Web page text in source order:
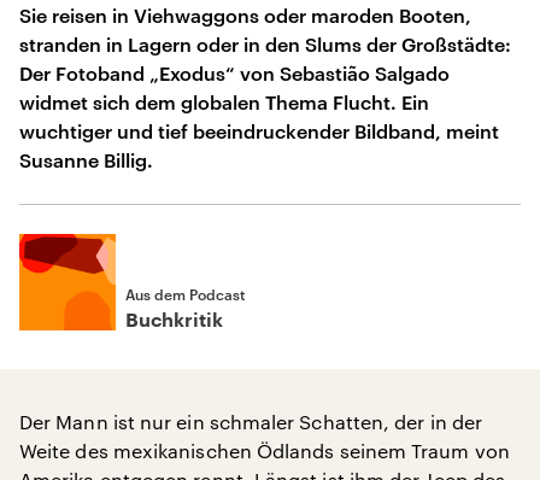
Sie reisen in Viehwaggons oder maroden Booten,
stranden in Lagern oder in den Slums der Großstädte:
Der Fotoband „Exodus“ von Sebastião Salgado
widmet sich dem globalen Thema Flucht. Ein
wuchtiger und tief beeindruckender Bildband, meint
Susanne Billig.
Aus dem Podcast
Buchkritik
Der Mann ist nur ein schmaler Schatten, der in der
Weite des mexikanischen Ödlands seinem Traum von